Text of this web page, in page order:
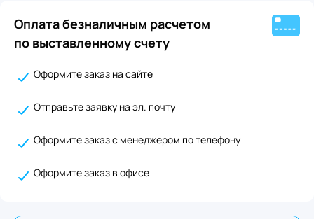
Оплата безналичным расчетом
по выставленному счету
Оформите заказ на сайте
Отправьте заявку на эл. почту
Оформите заказ с менеджером по телефону
Оформите заказ в офисе